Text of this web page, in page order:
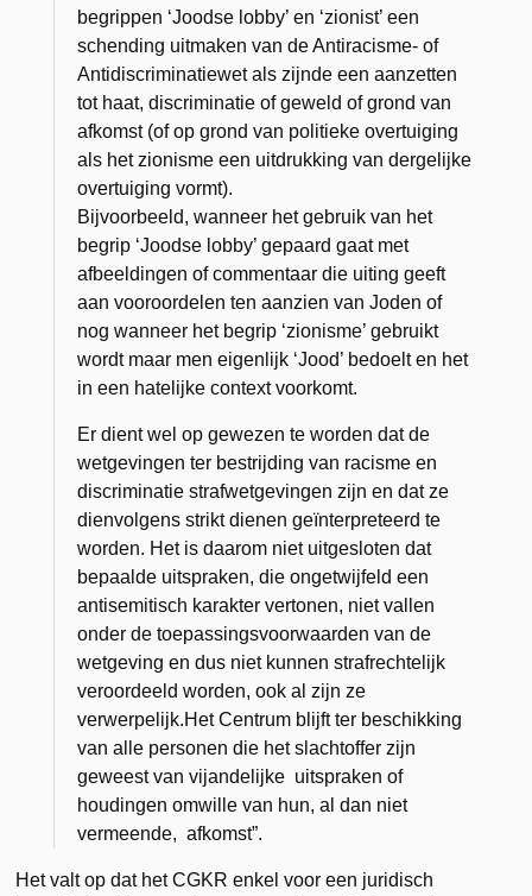
begrippen ‘Joodse lobby’ en ‘zionist’ een
schending uitmaken van de Antiracisme- of
Antidiscriminatiewet als zijnde een aanzetten
tot haat, discriminatie of geweld of grond van
afkomst (of op grond van politieke overtuiging
als het zionisme een uitdrukking van dergelijke
overtuiging vormt).
Bijvoorbeeld, wanneer het gebruik van het
begrip ‘Joodse lobby’ gepaard gaat met
afbeeldingen of commentaar die uiting geeft
aan vooroordelen ten aanzien van Joden of
nog wanneer het begrip ‘zionisme’ gebruikt
wordt maar men eigenlijk ‘Jood’ bedoelt en het
in een hatelijke context voorkomt.
Er dient wel op gewezen te worden dat de
wetgevingen ter bestrijding van racisme en
discriminatie strafwetgevingen zijn en dat ze
dienvolgens strikt dienen geïnterpreteerd te
worden. Het is daarom niet uitgesloten dat
bepaalde uitspraken, die ongetwijfeld een
antisemitisch karakter vertonen, niet vallen
onder de toepassingsvoorwaarden van de
wetgeving en dus niet kunnen strafrechtelijk
veroordeeld worden, ook al zijn ze
verwerpelijk.Het Centrum blijft ter beschikking
van alle personen die het slachtoffer zijn
geweest van vijandelijke uitspraken of
houdingen omwille van hun, al dan niet
vermeende, afkomst”.
Het valt op dat het CGKR enkel voor een juridisch